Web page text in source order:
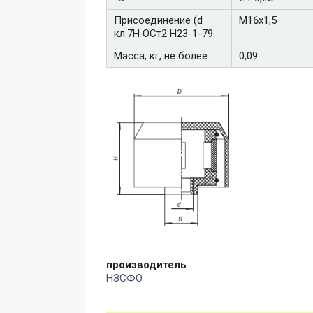
Присоединение (d
кл.7Н ОСт2 Н23-1-79
М16х1,5
Масса, кг, не более 0,09
производитель
НЗСФО